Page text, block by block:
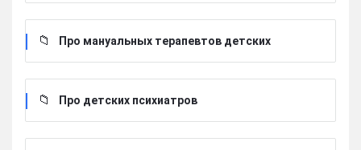
Про мануальных терапевтов детских
Про детских психиатров